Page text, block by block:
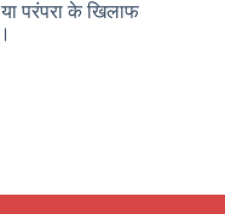
परंपरा के खिलाफ